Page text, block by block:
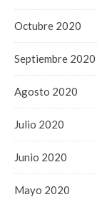
Octubre 2020
Septiembre 2020
Agosto 2020
Julio 2020
Junio 2020
Mayo 2020